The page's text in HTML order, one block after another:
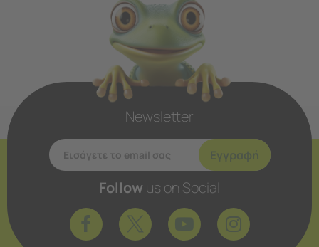
Newsletter
Εγγραφή
Follow us on Social